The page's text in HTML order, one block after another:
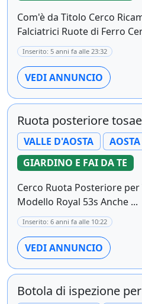
Com'è da Titolo Cerco
Falciatrici Ruote di Ferro
Inserito: 5 anni fa alle 23:32
VEDI ANNUNCIO
Ruota posteriore
VALLE D'AOSTA AOSTA
GIARDINO E FAI DA TE
Cerco Ruota Posteriore
Modello Royal 53s Anche ...
Inserito: 6 anni fa alle 10:22
VEDI ANNUNCIO
Botola di ispezione